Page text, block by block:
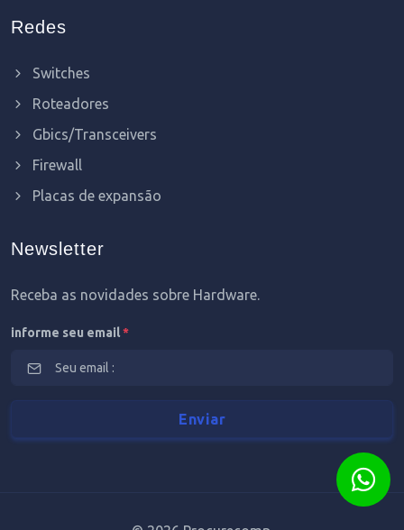
Redes
Switches
Roteadores
Gbics/Transceivers
Firewall
Placas de expansão
Newsletter
Receba as novidades sobre Hardware.
informe seu email*